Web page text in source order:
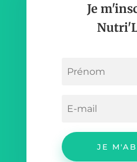
Je
JE